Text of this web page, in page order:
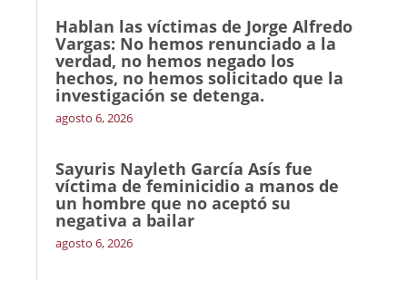
Hablan las víctimas de Jorge Alfredo
Vargas: No hemos renunciado a la
verdad, no hemos negado los
hechos, no hemos solicitado que la
investigación se detenga.
agosto 6, 2026
Sayuris Nayleth García Asís fue
víctima de feminicidio a manos de
un hombre que no aceptó su
negativa a bailar
agosto 6, 2026